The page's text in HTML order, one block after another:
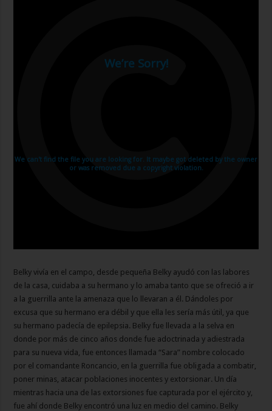
Belky vivía en el campo, desde pequeña Belky ayudó con las labores
de la casa, cuidaba a su hermano y lo amaba tanto que se ofreció a ir
a la guerrilla ante la amenaza que lo llevaran a él. Dándoles por
excusa que su hermano era débil y que ella les sería más útil, ya que
su hermano padecía de epilepsia. Belky fue llevada a la selva en
donde por más de cinco años donde fue adoctrinada y adiestrada
para su nueva vida, fue entonces llamada “Sara” nombre colocado
por el comandante Roncancio, en la guerrilla fue obligada a combatir,
poner minas, atacar poblaciones inocentes y extorsionar. Un día
mientras hacia una de las extorsiones fue capturada por el ejército y,
fue ahí donde Belky encontró una luz en medio del camino. Belky